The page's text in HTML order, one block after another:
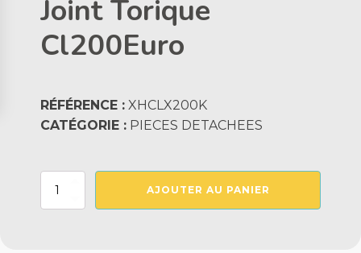
Joint Torique
Cl200Euro
RÉFÉRENCE : XHCLX200K
CATÉGORIE : PIECES DETACHEES
quantité
AJOUTER AU PANIER